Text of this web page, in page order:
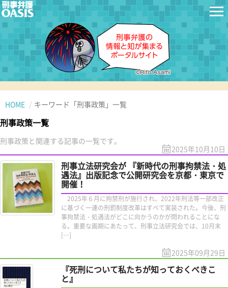
HOME キーワード「刑事政策」一覧
刑事政策一覧
刑事政策と関連する記事の一覧です。
2025年10月10日
刑事立法研究会が 『新時代の刑事拘禁法・処
遇法』出版記念で公開研究会を京都・東京で
開催！
2025年６月に拘禁刑が施行され、2022年刑法等一部改正
に基づく一連の刑罰制度改革はすべて実装された。今後、刑
事拘禁法・処遇法がどこに向かうのかが問われることにな
る。重要な画期にあたって、刑事立法研究会では、10月末
[…]
2025年09月29日
『死刑について私たちが知っておくべきこ
と』